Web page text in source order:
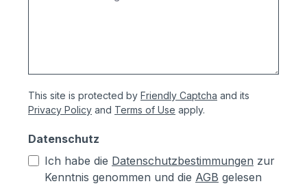
This site is protected by Friendly Captcha and its
Privacy Policy and Terms of Use apply.
Datenschutz
Ich habe die Datenschutzbestimmungen zur
Kenntnis genommen und die AGB gelesen